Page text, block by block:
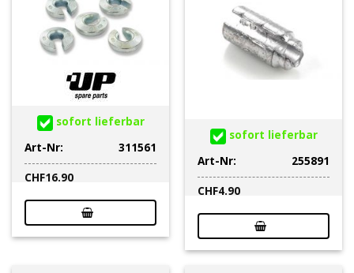
sofort lieferbar
Art-Nr:
311561
CHF16.90
sofort lieferbar
Art-Nr:
255891
CHF4.90